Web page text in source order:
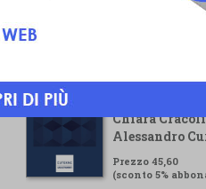
Chiara
Alessandro
Prezzo 45,60
(sconto 5%